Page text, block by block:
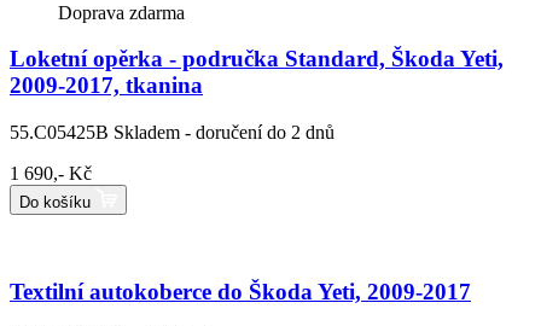
Doprava zdarma
Loketní opěrka - područka Standard, Škoda Yeti,
2009-2017, tkanina
55.C05425B Skladem - doručení do 2 dnů
1 690,- Kč
Do košíku
Textilní autokoberce do Škoda Yeti, 2009-2017